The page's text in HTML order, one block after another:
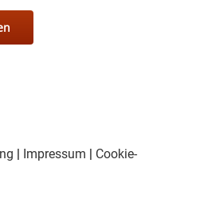
| Impressum | Cookie-